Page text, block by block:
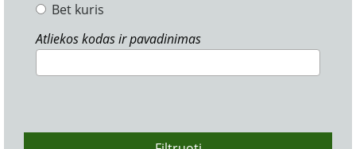
Bet kuris
Atliekos kodas ir pavadinimas